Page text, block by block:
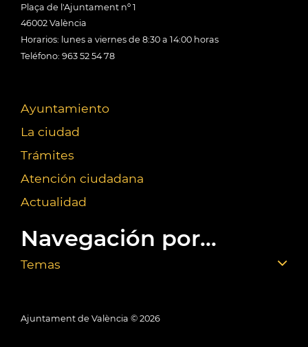
Plaça de l'Ajuntament nº 1
46002 València
Horarios: lunes a viernes de 8:30 a 14:00 horas
Teléfono: 963 52 54 78
Ayuntamiento
La ciudad
Trámites
Atención ciudadana
Actualidad
Navegación por...
Temas
Ajuntament de València © 2026